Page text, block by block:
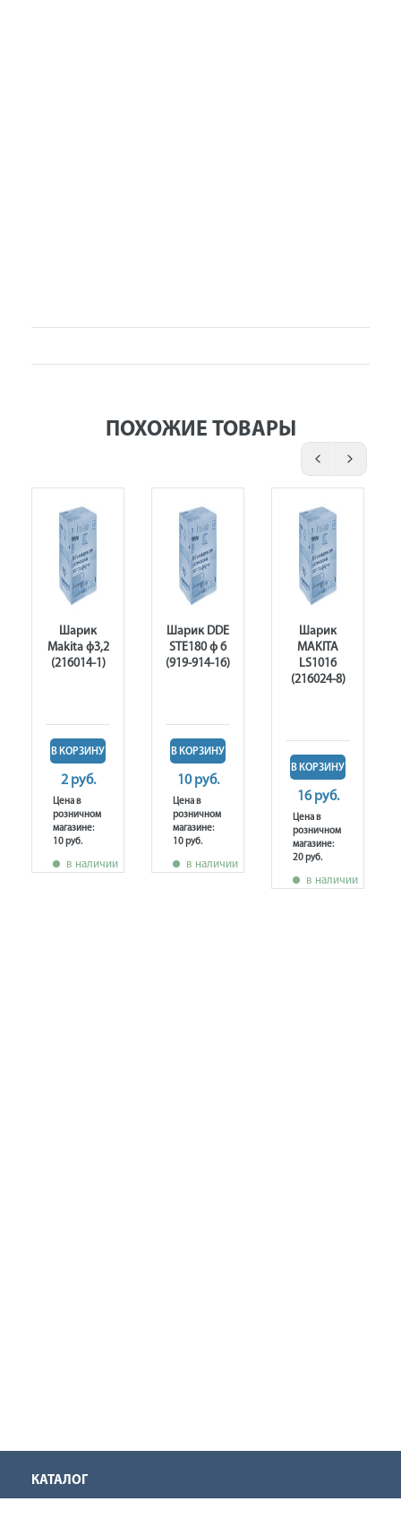
ПОХОЖИЕ ТОВАРЫ
Шарик
Makita ф3,2
(216014-1)
В КОРЗИНУ
2 руб.
Цена в
розничном
магазине:
10 руб.
в наличии
Шарик DDE
STE180 ф 6
(919-914-16)
В КОРЗИНУ
10 руб.
Цена в
розничном
магазине:
10 руб.
в наличии
Шарик
MAKITA
LS1016
(216024-8)
В КОРЗИНУ
16 руб.
Цена в
розничном
магазине:
20 руб.
в наличии
КАТАЛОГ